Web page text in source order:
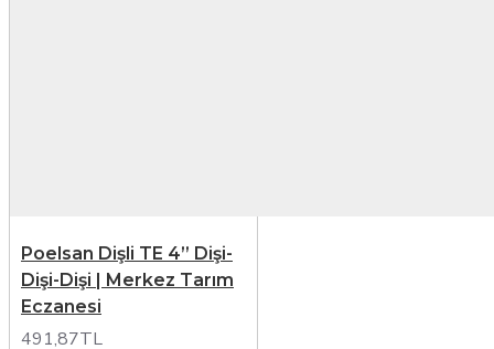
Poelsan Dişli TE 4” Dişi-
Dişi-Dişi | Merkez Tarım
Eczanesi
491,87TL